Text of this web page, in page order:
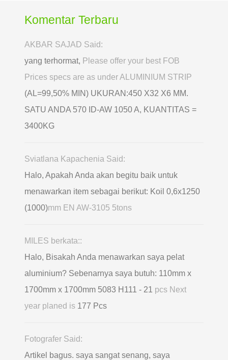
Komentar Terbaru
AKBAR SAJAD Said:
yang terhormat, Please offer your best FOB
Prices specs are as under ALUMINIUM STRIP
(AL=99,50% MIN) UKURAN:450 X32 X6 MM.
SATU ANDA 570 ID-AW 1050 A, KUANTITAS =
3400KG
Sviatlana Kapachenia Said:
Halo, Apakah Anda akan begitu baik untuk
menawarkan item sebagai berikut: Koil 0,6х1250
(1000)mm EN AW-3105 5tons
MILES berkata::
Halo, Bisakah Anda menawarkan saya pelat
aluminium? Sebenarnya saya butuh: 110mm x
1700mm x 1700mm 5083 H111 - 21 pcs Next
year planed is 177 Pcs
Fotografer Said:
Artikel bagus. saya sangat senang, saya